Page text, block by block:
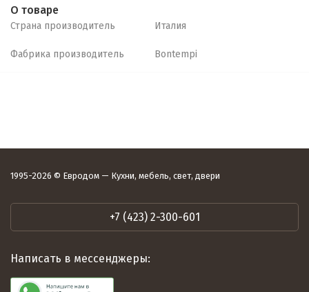
О товаре
Страна производитель Италия
Фабрика производитель Bontempi
1995-2026 © Евродом — Кухни, мебель, свет, двери
+7 (423) 2-300-601
Написать в мессенджеры: